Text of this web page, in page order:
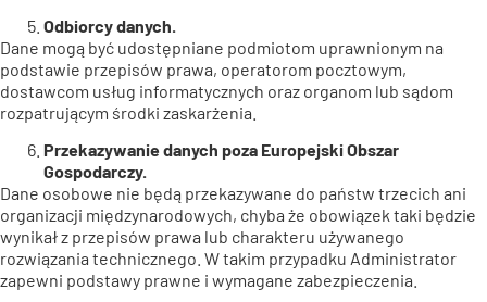
Odbiorcy danych.
Dane mogą być udostępniane podmiotom uprawnionym na
podstawie przepisów prawa, operatorom pocztowym,
dostawcom usług informatycznych oraz organom lub sądom
rozpatrującym środki zaskarżenia.
Przekazywanie danych poza Europejski Obszar
Gospodarczy.
Dane osobowe nie będą przekazywane do państw trzecich ani
organizacji międzynarodowych, chyba że obowiązek taki będzie
wynikał z przepisów prawa lub charakteru używanego
rozwiązania technicznego. W takim przypadku Administrator
zapewni podstawy prawne i wymagane zabezpieczenia.